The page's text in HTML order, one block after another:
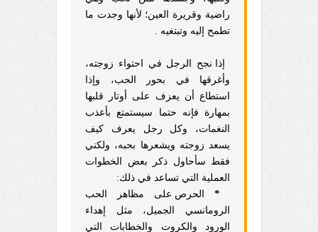
راضية وقريرة العين؛ لأنها وجدت ما
تطمح إليه وتبتغيه .
إذا نجح الرجل في احتواء زوجته،
وأغرقها في بحور الحب، وإذا
استطاع أن يعزف على أوتار قلبها
بمهارة فإنه حتما سيستمتع بأعذب
النغمات، وكل رجل يعرف كيف
يسعد زوجته ويشعرها بحبه، ولكني
فقط سأحاول ذكر بعض الخطوات
العملية التي تساعد في ذلك:
*
الحرص على مظاهر الحب
الرومانسي الجميل، مثل إهداء
الورود والكروت والخطابات التي